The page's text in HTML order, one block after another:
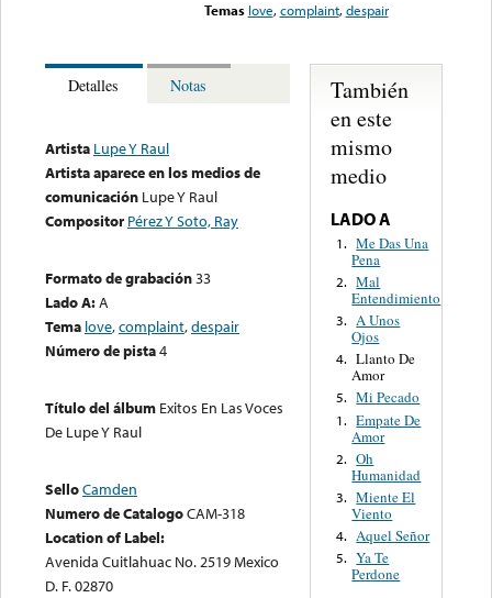
Temas love,complaint,despair
Detalles Notas
Artista Lupe Y Raul
Artista aparece en los medios de
comunicación Lupe Y Raul
Compositor Pérez Y Soto, Ray
Formato de grabación33
Lado A:A
Tema love,complaint,despair
Número de pista4
Título del álbum Exitos En Las Voces
De Lupe Y Raul
SelloCamden
Numero de CatalogoCAM-318
Location of Label:
Avenida Cuitlahuac No. 2519 Mexico
D. F. 02870
También
en este
mismo
medio
LADO A
1. Me Das Una
Pena
2. Mal
Entendimiento
3. A Unos
Ojos
4. Llanto De
Amor
5. Mi Pecado
1. Empate De
Amor
2. Oh
Humanidad
3. Miente El
Viento
4. Aquel Señor
5. Ya Te
Perdone